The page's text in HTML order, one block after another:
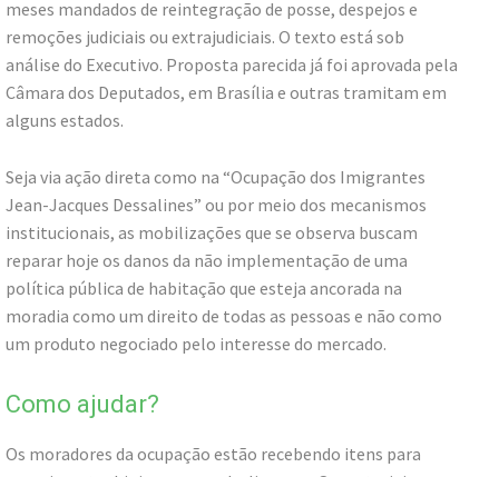
meses mandados de reintegração de posse, despejos e
remoções judiciais ou extrajudiciais. O texto está sob
análise do Executivo. Proposta parecida já foi aprovada pela
Câmara dos Deputados, em Brasília e outras tramitam em
alguns estados.
Seja via ação direta como na “Ocupação dos Imigrantes
Jean-Jacques Dessalines” ou por meio dos mecanismos
institucionais, as mobilizações que se observa buscam
reparar hoje os danos da não implementação de uma
política pública de habitação que esteja ancorada na
moradia como um direito de todas as pessoas e não como
um produto negociado pelo interesse do mercado.
Como ajudar?
Os moradores da ocupação estão recebendo itens para